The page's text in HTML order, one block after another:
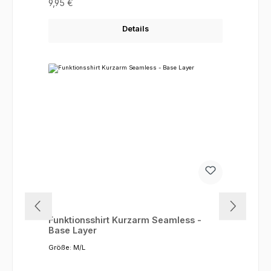
9,95 €
Details
Funktionsshirt Kurzarm Seamless -
Base Layer
Größe: M/L